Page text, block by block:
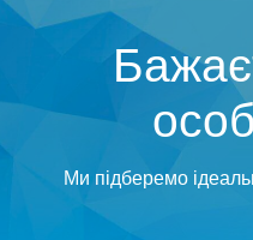
Ми підберемо